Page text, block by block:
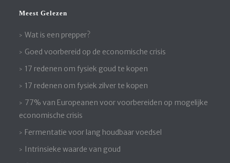
Meest Gelezen
Wat is een prepper?
Goed voorbereid op de economische crisis
17 redenen om fysiek goud te kopen
17 redenen om fysiek zilver te kopen
77% van Europeanen voor voorbereiden op mogelijke
economische crisis
Fermentatie voor lang houdbaar voedsel
Intrinsieke waarde van goud